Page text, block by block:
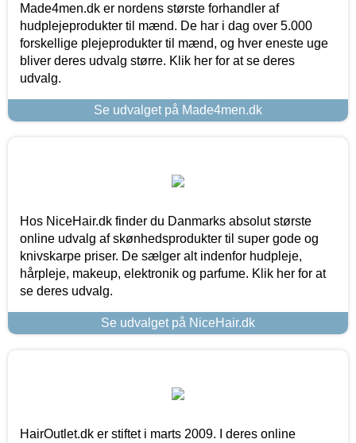
Made4men.dk er nordens største forhandler af
hudplejeprodukter til mænd. De har i dag over 5.000
forskellige plejeprodukter til mænd, og hver eneste uge
bliver deres udvalg større. Klik her for at se deres
udvalg.
Se udvalget på Made4men.dk
Hos NiceHair.dk finder du Danmarks absolut største
online udvalg af skønhedsprodukter til super gode og
knivskarpe priser. De sælger alt indenfor hudpleje,
hårpleje, makeup, elektronik og parfume. Klik her for at
se deres udvalg.
Se udvalget på NiceHair.dk
HairOutlet.dk er stiftet i marts 2009. I deres online